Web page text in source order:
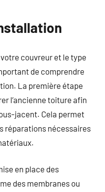
couvreur et le type
de comprendre
La première étape
l’ancienne toiture afin
jacent. Cela permet
réparations nécessaires
en place des
des membranes ou